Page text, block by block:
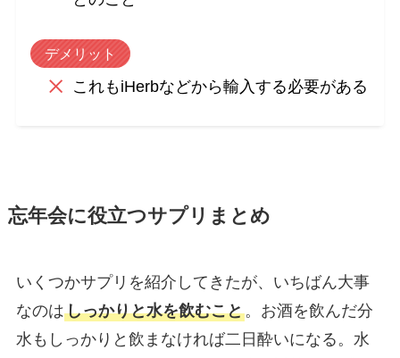
デメリット
これもiHerbなどから輸入する必要がある
忘年会に役立つサプリまとめ
いくつかサプリを紹介してきたが、いちばん大事
なのはしっかりと水を飲むこと。お酒を飲んだ分
水もしっかりと飲まなければ二日酔いになる。水